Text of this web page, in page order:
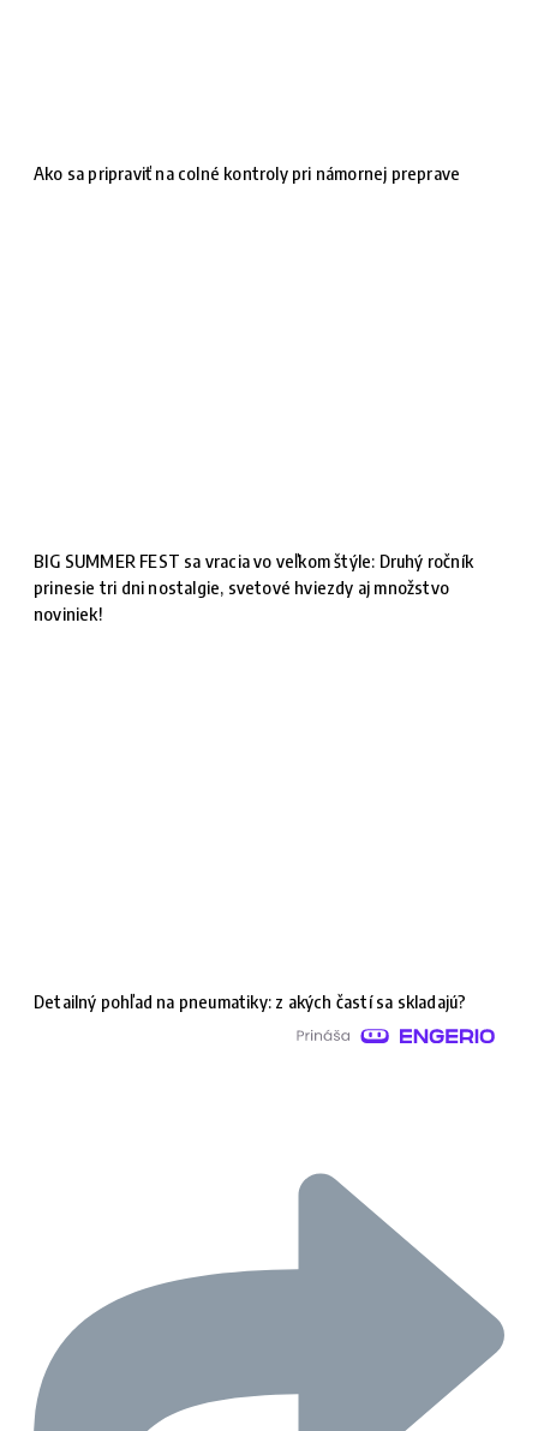
Ako sa pripraviť na colné kontroly pri námornej preprave
BIG SUMMER FEST sa vracia vo veľkom štýle: Druhý ročník
prinesie tri dni nostalgie, svetové hviezdy aj množstvo
noviniek!
Detailný pohľad na pneumatiky: z akých častí sa skladajú?